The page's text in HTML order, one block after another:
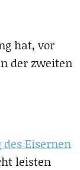
hat, vor
der zweiten
des Eisernen
leisten